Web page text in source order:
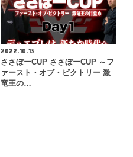
2022.10.13
ささぼーCUP ささぼーCUP ～フ
ァースト・オブ・ビクトリー 激
竜王の…